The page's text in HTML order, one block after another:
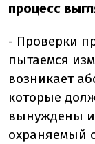
процесс
- Проверки
пытаемся
возникает
которые
вынуждены
охраняемый